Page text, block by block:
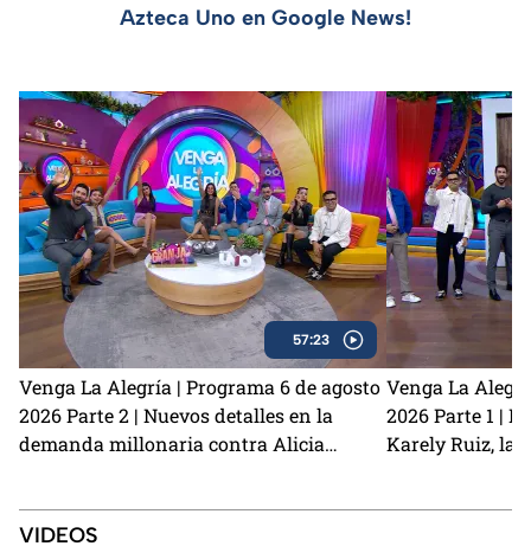
Azteca Uno en Google News!
57:23
Venga La Alegría | Programa 6 de agosto
2026 Parte 2 | Nuevos detalles en la
demanda millonaria contra Alicia
2
Venga La
2026 Parte 1 |
Karely Ruiz, la
VIDEOS